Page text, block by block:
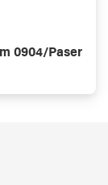
0904/Paser